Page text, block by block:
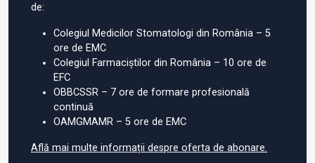
de:
Colegiul Medicilor Stomatologi din România – 5
ore de EMC
Colegiul Farmaciștilor din România – 10 ore de
EFC
OBBCSSR – 7 ore de formare profesională
continuă
OAMGMAMR – 5 ore de EMC
Află mai multe informații despre oferta de abonare.